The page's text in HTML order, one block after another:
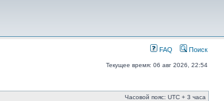
FAQ Поиск
Текущее время: 06 авг 2026, 22:54
Часовой пояс: UTC + 3 часа